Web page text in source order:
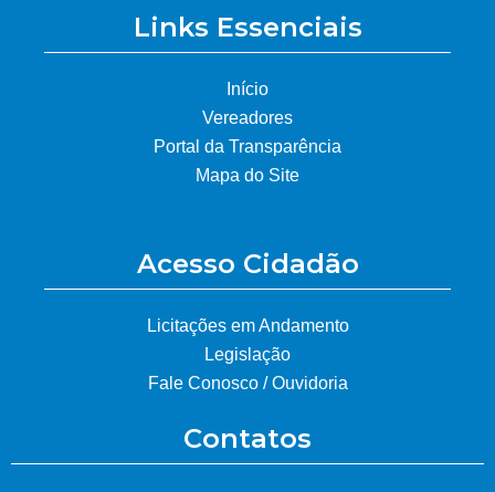
Links Essenciais
Início
Vereadores
Portal da Transparência
Mapa do Site
Acesso Cidadão
Licitações em Andamento
Legislação
Fale Conosco / Ouvidoria
Contatos